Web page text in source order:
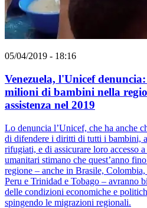
05/04/2019 - 18:16
Venezuela, l'Unicef
milioni di bambini nella
assistenza nel 2019
Lo denuncia l’Unicef, che ha anche
di difendere i diritti di tutti i bambini,
rifugiati, e di assicurare loro accesso
umanitari stimano che quest’anno
regione – anche in Brasile,
Peru e Trinidad e Tobago – avranno
delle condizioni economiche e
spingendo le migrazioni regionali.